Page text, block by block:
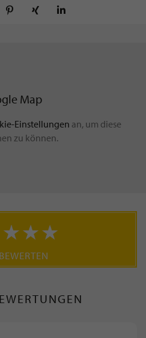
Map
Einstellungen an, um diese
zu können.